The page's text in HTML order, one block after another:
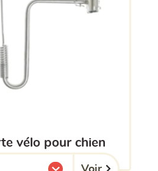
vélo pour chien